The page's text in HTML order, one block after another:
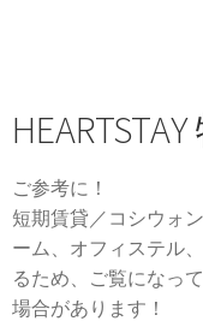
ご参考に！
短期賃貸／コシウォ
ーム、オフィステル
るため、ご覧になっ
場合があります！